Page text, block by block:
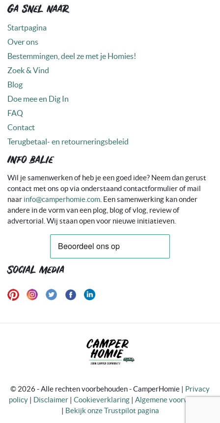
Ga snel naar
Startpagina
Over ons
Bestemmingen, deel ze met je Homies!
Zoek & Vind
Blog
Doe mee en Dig In
FAQ
Contact
Terugbetaal- en retourneringsbeleid
Info balie
Wil je samenwerken of heb je een goed idee? Neem dan gerust
contact met ons op via onderstaand contactformulier of mail
naar info@camperhomie.com . Een samenwerking kan onder
andere in de vorm van een plog, blog of vlog, review of
advertorial. Wij staan open voor nieuwe initiatieven.
Social media
© 2026 - Alle rechten voorbehouden - CamperHomie |
Privacy
policy| Disclaimer| Cookieverklaring| Algemene voorwaarden
Bekijk onze Trustpilot pagina